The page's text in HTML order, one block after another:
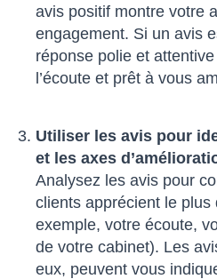
avis positif montre votre
engagement. Si un avis
réponse polie et
l’écoute et prêt à vous
Utiliser les avis pour
et les axes
Analysez les avis pour
clients apprécient le
exemple, votre écoute,
de votre cabinet). Les
eux, peuvent vous